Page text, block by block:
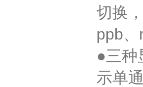
切换
ppb
●三种
示单